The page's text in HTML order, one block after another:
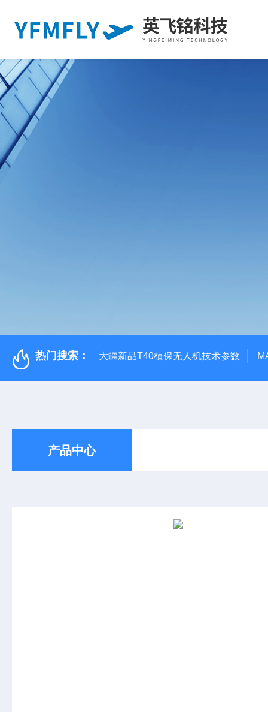
热门搜索： 大疆新品T40植保无人机技术参数
产品中心